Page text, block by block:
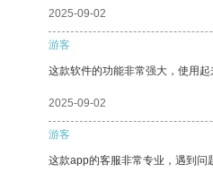
2025-09-02
游客
这款软件的功能非常强大，使用起
2025-09-02
游客
这款app的客服非常专业，遇到问